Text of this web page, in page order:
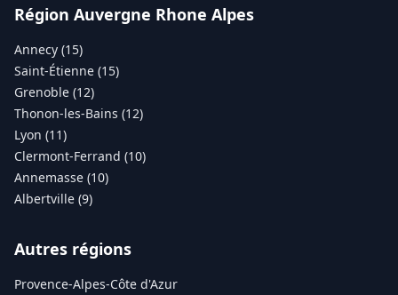
Région Auvergne Rhone Alpes
Annecy (15)
Saint-Étienne (15)
Grenoble (12)
Thonon-les-Bains (12)
Lyon (11)
Clermont-Ferrand (10)
Annemasse (10)
Albertville (9)
Autres régions
Provence-Alpes-Côte d'Azur